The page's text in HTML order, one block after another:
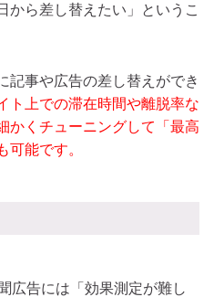
から差し替えたい」というこ
記事や広告の差し替えができ
ト上での滞在時間や離脱率な
かくチューニングして「最高
可能です。
広告には「効果測定が難し